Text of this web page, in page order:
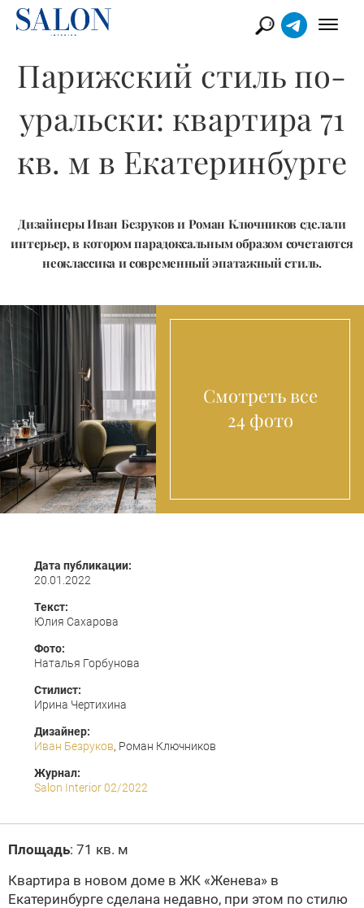
Парижский стиль по-
уральски: квартира 71
кв. м в Екатеринбурге
Дизайнеры Иван Безруков и Роман Ключников сделали
интерьер, в котором парадоксальным образом сочетаются
неоклассика и современный эпатажный стиль.
Смотреть все
24 фото
Дата публикации:
20.01.2022
Текст:
Юлия Сахарова
Фото:
Наталья Горбунова
Стилист:
Ирина Чертихина
Дизайнер:
Иван Безруков, Роман Ключников
Журнал:
Salon Interior 02/2022
Площадь: 71 кв. м
Квартира в новом доме в ЖК «Женева» в
Екатеринбурге сделана недавно, при этом по стилю